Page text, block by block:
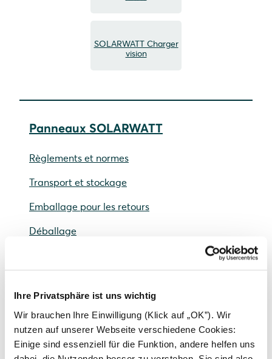
Ihre Privatsphäre ist uns wichtig
Wir brauchen Ihre Einwilligung (Klick auf „OK”). Wir
nutzen auf unserer Webseite verschiedene Cookies:
Einige sind essenziell für die Funktion, andere helfen uns
SOLARWATT Charger
vision
Panneaux SOLARWATT
Règlements et normes
Transport et stockage
Emballage pour les retours
Déballage
Vitrage au-dessus de la tête et vitrage vertical
Raccordement électrique et compensation de
potentiel